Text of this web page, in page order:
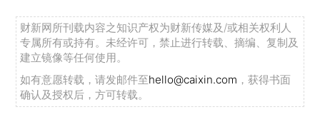
财新网所刊载内容之知识产权为财新传媒及/或相关权利人
专属所有或持有。未经许可，禁止进行转载、摘编、复制及
建立镜像等任何使用。
如有意愿转载，请发邮件至hello@caixin.com ，获得书面
确认及授权后，方可转载。